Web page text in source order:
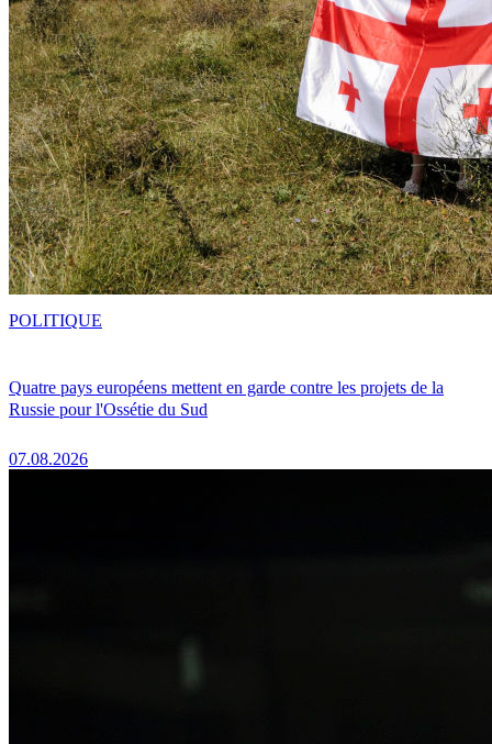
Quatre pays européens mettent en garde contre les projets de la
Russie pour l'Ossétie du Sud
07.08.2026
POLITIQUE